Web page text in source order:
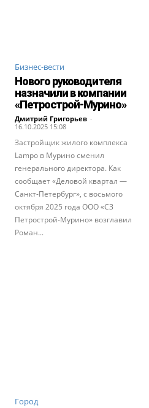
Бизнес-вести
Нового руководителя
назначили в компании
«Петрострой-Мурино»
Дмитрий Григорьев -
16.10.2025 15:08
Застройщик жилого комплекса
Lampo в Мурино сменил
генерального директора. Как
сообщает «Деловой квартал —
Санкт-Петербург», с восьмого
октября 2025 года ООО «СЗ
Петрострой-Мурино» возглавил
Роман...
Город